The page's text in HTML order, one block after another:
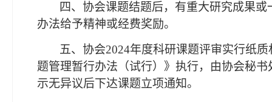
四、协会课题结题后，有重大研究成果
办法给予精神或经费奖励。
五、协会2024年度科研课题评审实行纸
题管理暂行办法（试行）》执行，由协会秘
示无异议后下达课题立项通知。